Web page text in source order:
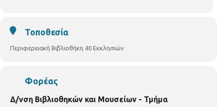
Τοποθεσία
Περιφερειακή Βιβλιοθήκη 40 Εκκλησιών
Φορέας
Δ/νση Βιβλιοθηκών και Μουσείων - Τμήμα